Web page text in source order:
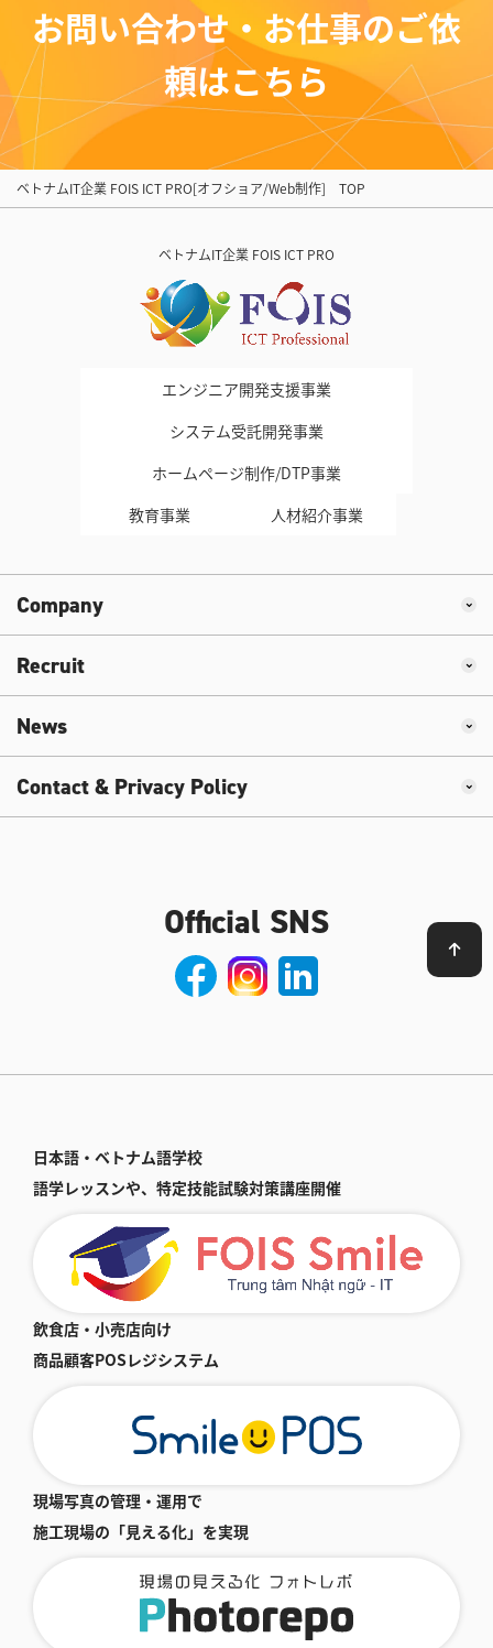
お問い合わせ・お仕事のご依
頼はこちら
ベトナムIT企業 FOIS ICT PRO[オフショア/Web制作] TOP
ベトナムIT企業 FOIS ICT PRO
エンジニア開発支援事業
システム受託開発事業
ホームページ制作/DTP事業
教育事業
人材紹介事業
Company
Recruit
News
Contact & Privacy Policy
日本語・ベトナム語学校
語学レッスンや、特定技能試験対策講座開催
飲食店・小売店向け
商品顧客POSレジシステム
現場写真の管理・運用で
施工現場の「見える化」を実現